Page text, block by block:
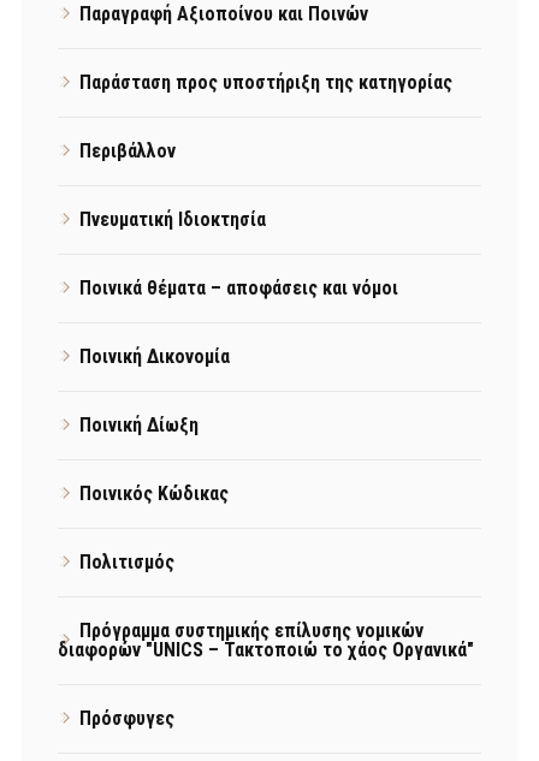
Παραγραφή Αξιοποίνου και Ποινών
Παράσταση προς υποστήριξη της κατηγορίας
Περιβάλλον
Πνευματική Ιδιοκτησία
Ποινικά θέματα – αποφάσεις και νόμοι
Ποινική Δικονομία
Ποινική Δίωξη
Ποινικός Κώδικας
Πολιτισμός
Πρόγραμμα συστημικής επίλυσης νομικών
διαφορών "UNICS – Τακτοποιώ το χάος Οργανικά"
Πρόσφυγες